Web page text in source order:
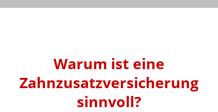
Warum ist eine
Zahnzusatzversicherung
sinnvoll?